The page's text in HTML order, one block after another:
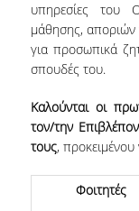
υπηρεσίες του
μάθησης, αποριών
για προσωπικά
σπουδές του.
Καλούνται οι
τον/την
τους,
Φοιτητές